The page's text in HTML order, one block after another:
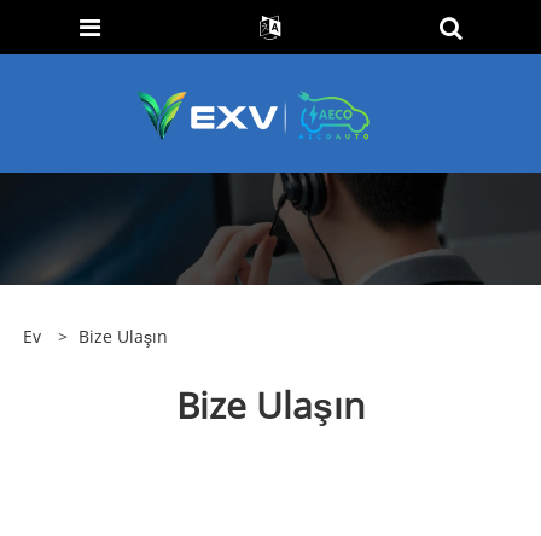
Ev > Bize Ulaşın
Bize Ulaşın